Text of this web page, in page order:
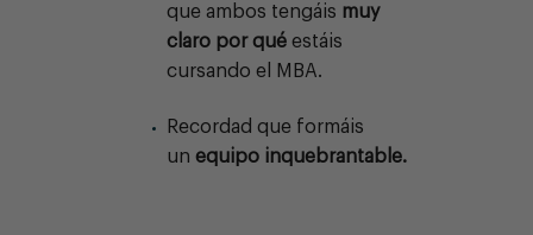
que ambos tengáis muy
claro por qué estáis
cursando el MBA.
Recordad que formáis
un equipo inquebrantable.